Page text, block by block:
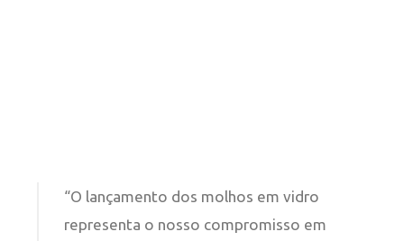
“O lançamento dos molhos em vidro
representa o nosso compromisso em